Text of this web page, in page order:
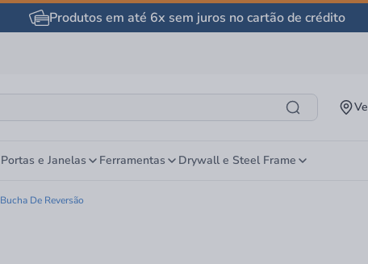
Produtos em até 6x sem juros no cartão de crédito
Portas e Janelas Ferramentas Drywall e Steel Frame
Bucha De Reversão